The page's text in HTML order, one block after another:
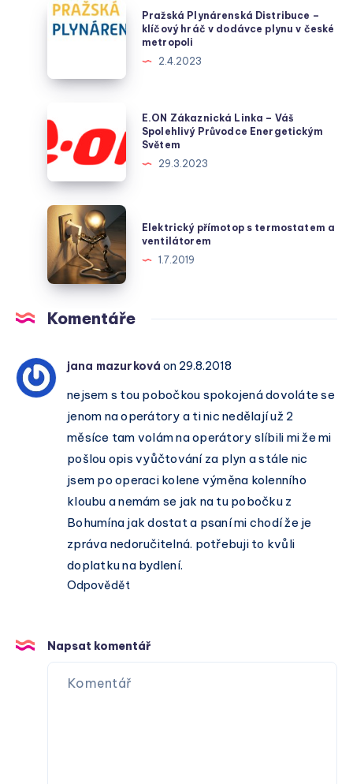
Pražská
Plynárenská
klíčový
dodávce
plynu
v
české
metropoli
Pražská Plynárenská Distribuce –
klíčový hráč v dodávce plynu v české
metropoli
2.4.2023
Zákaznická
Linka
Váš
Spolehlivý
Průvodce
Energetickým
Světem
E.ON Zákaznická Linka – Váš
Spolehlivý Průvodce Energetickým
Světem
29.3.2023
Elektrický
přímotop
termostatem
ventilátorem
Elektrický přímotop s termostatem a
ventilátorem
1.7.2019
Komentáře
jana mazurková on 29.8.2018
nejsem s tou pobočkou spokojená dovoláte se
jenom na operátory a ti nic nedělají už 2
měsíce tam volám na operátory slíbili mi že mi
pošlou opis vyůčtování za plyn a stále nic
jsem po operaci kolene výměna kolenního
kloubu a nemám se jak na tu pobočku z
Bohumína jak dostat a psaní mi chodí že je
zpráva nedoručitelná. potřebuji to kvůli
doplatku na bydlení.
Odpovědět
Napsat komentář